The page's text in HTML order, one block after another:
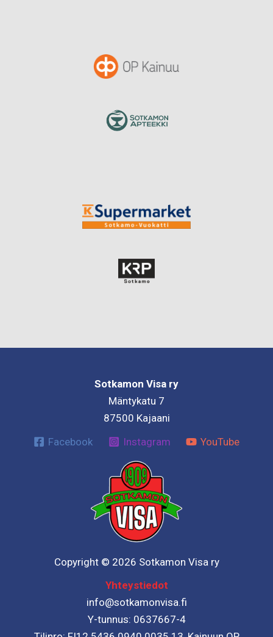
Sotkamon Visa ry
Mäntykatu 7
87500 Kajaani
Facebook
Instagram YouTube
Copyright © 2026 Sotkamon Visa ry
Yhteystiedot
info@sotkamonvisa.fi
Y-tunnus: 0637667-4